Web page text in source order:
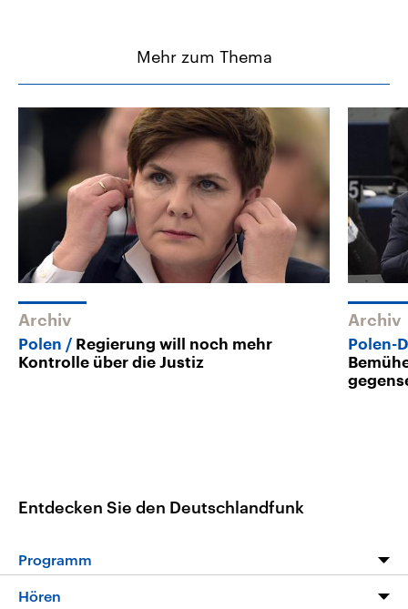
Mehr zum Thema
Archiv
Polen
Regierung will noch mehr
Kontrolle über die Justiz
Archiv
Polen-
Entdecken Sie den Deutschlandfunk
Programm
Programm
Hören